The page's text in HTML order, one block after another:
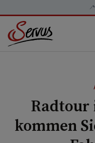
Radtour
kommen